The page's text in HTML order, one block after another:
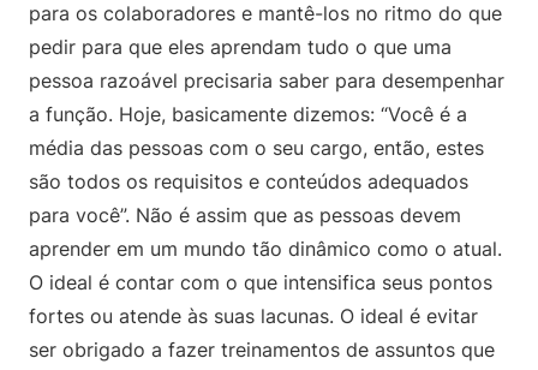
para os colaboradores e mantê-los no ritmo do que
pedir para que eles aprendam tudo o que uma
pessoa razoável precisaria saber para desempenhar
a função. Hoje, basicamente dizemos: “Você é a
média das pessoas com o seu cargo, então, estes
são todos os requisitos e conteúdos adequados
para você”. Não é assim que as pessoas devem
aprender em um mundo tão dinâmico como o atual.
O ideal é contar com o que intensifica seus pontos
fortes ou atende às suas lacunas. O ideal é evitar
ser obrigado a fazer treinamentos de assuntos que